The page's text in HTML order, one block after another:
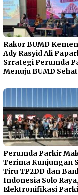
Rakor BUMD
Ady Rasyid Ali
Srrategi Perumda
Menuju BUMD Sehat
Perumda Parkir
Terima Kunjungan
Tiru TP2DD dan
Indonesia Solo
Elektronifikasi